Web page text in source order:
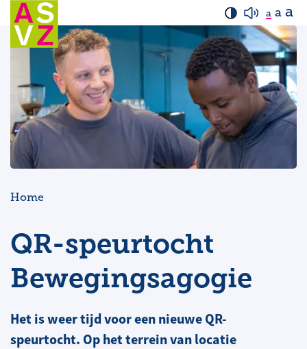
a a a
Home
QR-speurtocht
Bewegingsagogie
Het is weer tijd voor een nieuwe QR-
speurtocht. Op het terrein van locatie